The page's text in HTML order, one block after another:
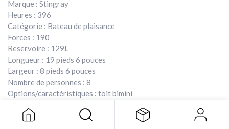
Marque : Stingray
Heures : 396
Catégorie : Bateau de plaisance
Forces : 190
Reservoire : 129L
Longueur : 19 pieds 6 pouces
Largeur : 8 pieds 6 pouces
Nombre de personnes : 8
Options/caractéristiques : toit bimini
12 999,00
195 LS Stingray
12 999,00$